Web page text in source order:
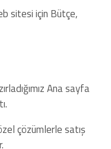
sitesi için Bütçe,
Ana sayfa
çözümlerle satış